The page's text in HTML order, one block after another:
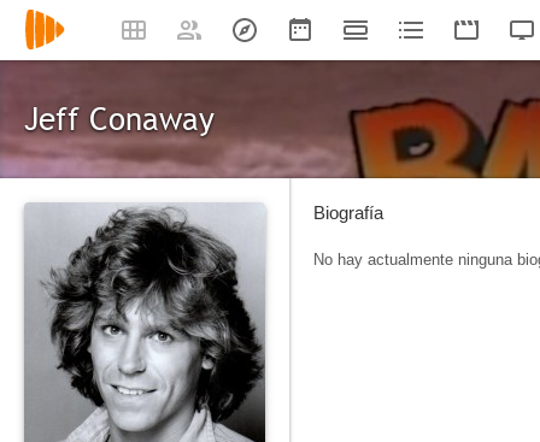
Jeff Conaway
Biografía
No hay actualmente ninguna